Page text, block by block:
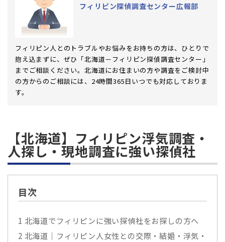
フィリピン探偵調査センター広報部
フィリピン人とのトラブルやお悩みをお持ちの方は、ひとりで
抱え込まずに、ぜひ「北海道－フィリピン探偵調査センター」
までご相談ください。北海道にお住まいの方や調査をご検討中
の方からのご相談には、24時間365日いつでも対応しておりま
す。
【北海道】フィリピン浮気調査・
人探し・現地調査に強い探偵社
目次
1 北海道でフィリピンに強い探偵社をお探しの方へ
2 北海道｜フィリピン人女性との交際・結婚・浮気・